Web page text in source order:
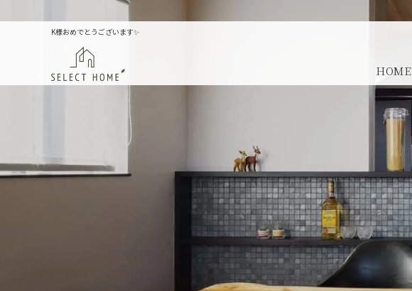
K様おめでとうございます✨
HOME